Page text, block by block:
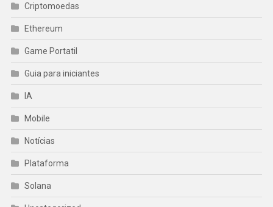
Criptomoedas
Ethereum
Game Portatil
Guia para iniciantes
IA
Mobile
Notícias
Plataforma
Solana